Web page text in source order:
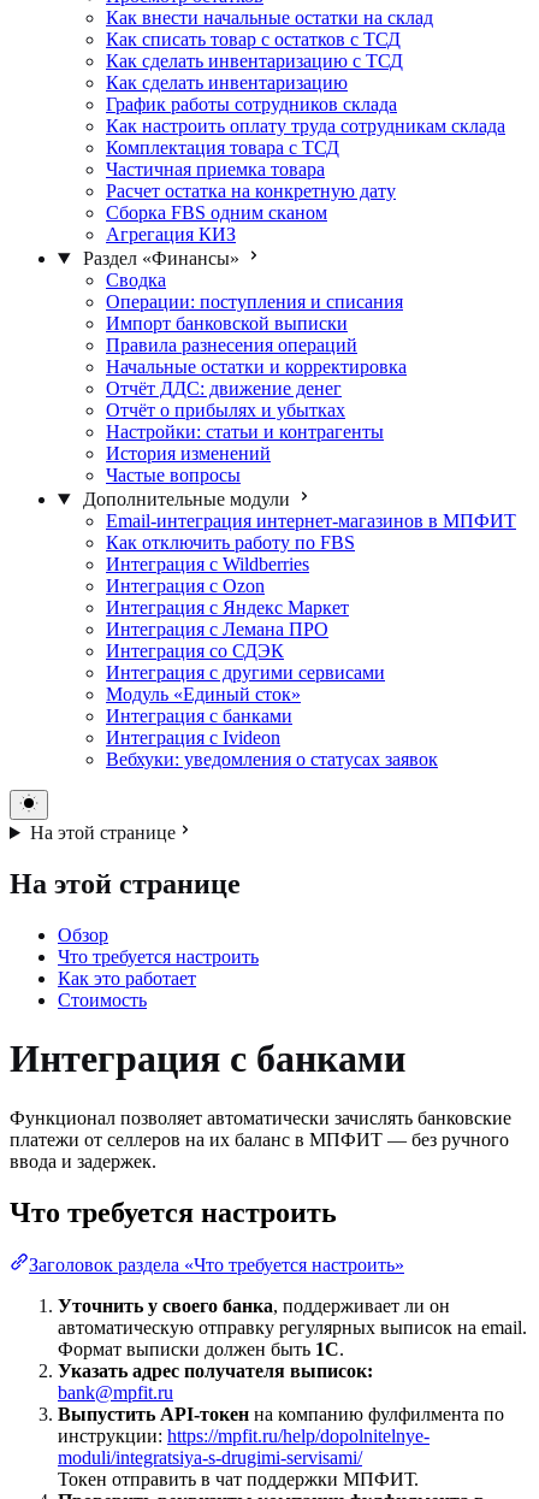
Как внести начальные остатки на склад
Как списать товар с остатков с ТСД
Как сделать инвентаризацию с ТСД
Как сделать инвентаризацию
График работы сотрудников склада
Как настроить оплату труда сотрудникам склада
Комплектация товара с ТСД
Частичная приемка товара
Расчет остатка на конкретную дату
Сборка FBS одним сканом
Агрегация КИЗ
Раздел «Финансы»
Сводка
Операции: поступления и списания
Импорт банковской выписки
Правила разнесения операций
Начальные остатки и корректировка
Отчёт ДДС: движение денег
Отчёт о прибылях и убытках
Настройки: статьи и контрагенты
История изменений
Частые вопросы
Дополнительные модули
Email-интеграция интернет-магазинов в МПФИТ
Как отключить работу по FBS
Интеграция с Wildberries
Интеграция с Ozon
Интеграция с Яндекс Маркет
Интеграция с Лемана ПРО
Интеграция со СДЭК
Интеграция с другими сервисами
Модуль «Единый сток»
Интеграция с банками
Интеграция с Ivideon
Вебхуки: уведомления о статусах заявок
На этой странице
На этой странице
Обзор
Что требуется настроить
Как это работает
Стоимость
Интеграция с банками
Функционал позволяет автоматически зачислять банковские
платежи от селлеров на их баланс в МПФИТ — без ручного
ввода и задержек.
Что требуется настроить
Заголовок раздела «Что требуется настроить»
Уточнить у своего банка, поддерживает ли он
автоматическую отправку регулярных выписок на email.
Формат выписки должен быть 1С.
Указать адрес получателя выписок:
bank@mpfit.ru
Выпустить API-токен на компанию фулфилмента по
инструкции: https://mpfit.ru/help/dopolnitelnye-
moduli/integratsiya-s-drugimi-servisami/
Токен отправить в чат поддержки МПФИТ.